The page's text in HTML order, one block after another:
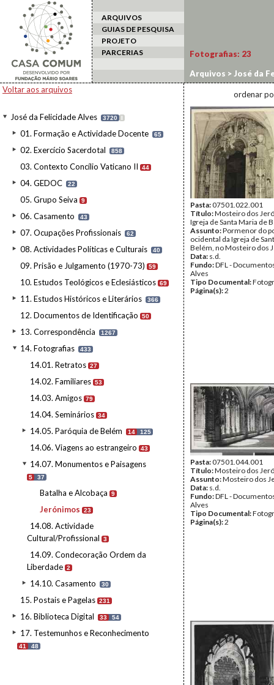
ARQUIVOS
GUIAS DE PESQUISA
PROJETO
PARCERIAS
Voltar aos arquivos
José da Felicidade Alves 3720 I
01. Formação e Actividade Docente 65
02. Exercício Sacerdotal 858
03. Contexto Concílio Vaticano II 44
04. GEDOC 22
05. Grupo Seiva 9
06. Casamento 43
07. Ocupações Profissionais 62
08. Actividades Políticas e Culturais 40
09. Prisão e Julgamento (1970-73) 59
10. Estudos Teológicos e Eclesiásticos 69
11. Estudos Históricos e Literários 366
12. Documentos de Identificação 50
13. Correspondência 1267
14. Fotografias 433
14.01. Retratos 27
14.02. Familiares 53
14.03. Amigos 79
14.04. Seminários 34
14.05. Paróquia de Belém 14 125
14.06. Viagens ao estrangeiro 43
14.07. Monumentos e Paisagens
5 37
Batalha e Alcobaça 9
Jerónimos 23
14.08. Actividade
Cultural/Profissional
3
14.09. Condecoração Ordem da
Liberdade 2
14.10. Casamento 30
15. Postais e Pagelas 231
16. Biblioteca Digital 33 54
17. Testemunhos e Reconhecimento
41 48
Fotografias: 23
Arquivos > José da
ordenar
Pasta:07501.022.001
Título:Mosteiro dos
Igreja de Santa Maria de
Assunto:Pormenor do
ocidental da Igreja de
Belém, no Mosteiro dos
Data: s.d.
Fundo:DFL -
Alves
Tipo Documental:
Página(s):2
Pasta:07501.044.001
Título:Mosteiro dos
Assunto:Mosteiro dos
Data: s.d.
Fundo:DFL -
Alves
Tipo Documental:
Página(s):2